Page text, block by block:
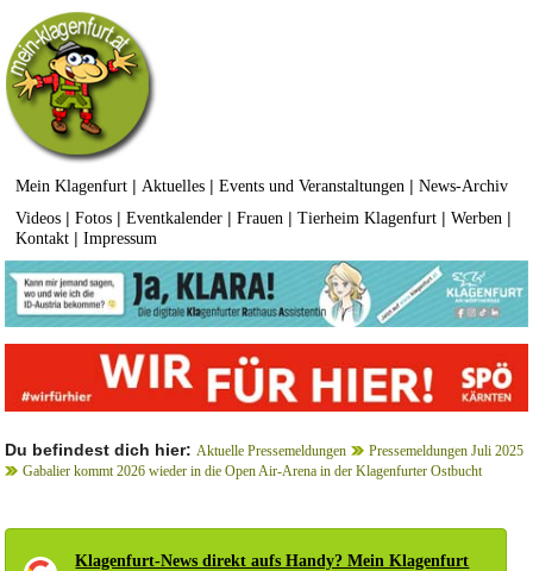
Mein Klagenfurt | Aktuelles |Events und Veranstaltungen |News-Archiv
Videos |Fotos |Eventkalender |Frauen |Tierheim Klagenfurt |Werben |
Kontakt |Impressum
Du befindest dich hier: Aktuelle Pressemeldungen
Pressemeldungen Juli 2025
Gabalier kommt 2026 wieder in die Open Air-Arena in der Klagenfurter Ostbucht
Klagenfurt-News direkt aufs Handy? Mein Klagenfurt